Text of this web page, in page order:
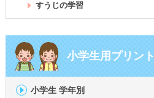
すうじの学習
小学生用プリント
小学生 学年別